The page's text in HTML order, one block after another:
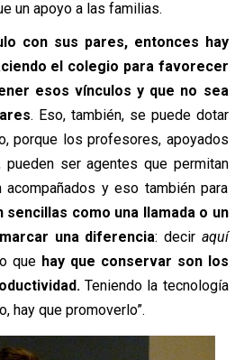
un apoyo a las familias.
con sus pares, entonces hay
el colegio para favorecer
esos vínculos y que no sea
. Eso, también, se puede dotar
porque los profesores, apoyados
ser agentes que permitan
y eso también para
sencillas como una llamada o un
una diferencia: decir aquí
que hay que conservar son los
Teniendo la tecnología
hay que promoverlo”.